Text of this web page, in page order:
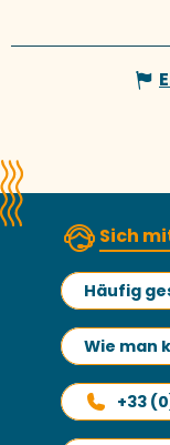
Sich
Häufig
Wie man
+33